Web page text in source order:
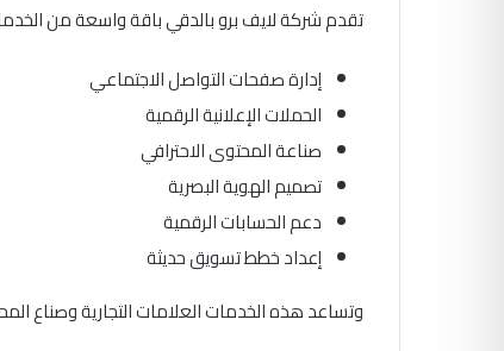
تقدم شركة لايف برو بالدقي باقة واسعة من
إدارة صفحات التواصل الاجتماعي
الحملات الإعلانية الرقمية
صناعة المحتوى الاحترافي
تصميم الهوية البصرية
دعم الحسابات الرقمية
إعداد خطط تسويق حديثة
وتساعد هذه الخدمات العلامات التجارية وصناع